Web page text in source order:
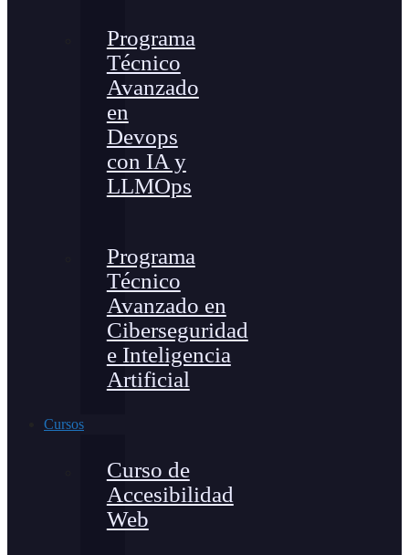
Programa
Técnico
Avanzado
en
Devops
con IA y
LLMOps
Programa
Técnico
Avanzado en
Ciberseguridad
e Inteligencia
Artificial
Cursos
Curso de
Accesibilidad
Web